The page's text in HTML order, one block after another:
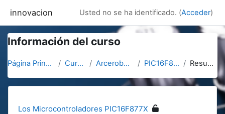
innovacion Usted no se ha identificado. (Acceder)
Información del curso
Página Principal Cursos Arcerobotica PIC16F877X Resumen
Los Microcontroladores PIC16F877X